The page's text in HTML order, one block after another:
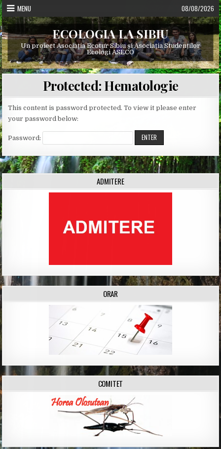
Skip
to
content
MENU 08/08/2026
ECOLOGIA LA SIBIU
Un proiect Asociația Ecotur Sibiu și Asociația Studenților
Ecologi ASECO
Protected: Hematologie
This content is password protected. To view it please enter
your password below:
Password:
ADMITERE
ORAR
COMITET